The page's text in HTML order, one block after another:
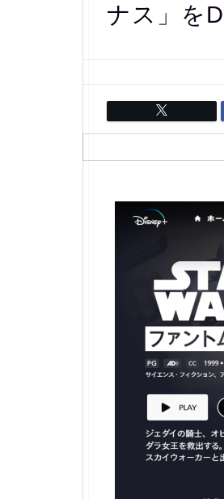
ナス」を